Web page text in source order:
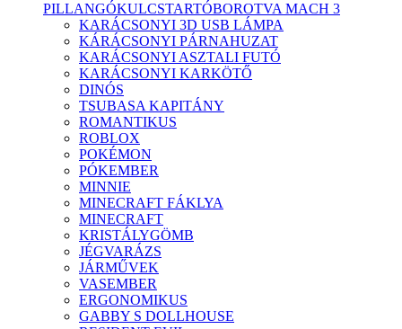
PILLANGÓKULCSTARTÓBOROTVA MACH 3
KARÁCSONYI 3D USB LÁMPA
KÁRÁCSONYI PÁRNAHUZAT
KARÁCSONYI ASZTALI FUTÓ
KARÁCSONYI KARKÖTŐ
DINÓS
TSUBASA KAPITÁNY
ROMANTIKUS
ROBLOX
POKÉMON
PÓKEMBER
MINNIE
MINECRAFT FÁKLYA
MINECRAFT
KRISTÁLYGÖMB
JÉGVARÁZS
JÁRMŰVEK
VASEMBER
ERGONOMIKUS
GABBY S DOLLHOUSE